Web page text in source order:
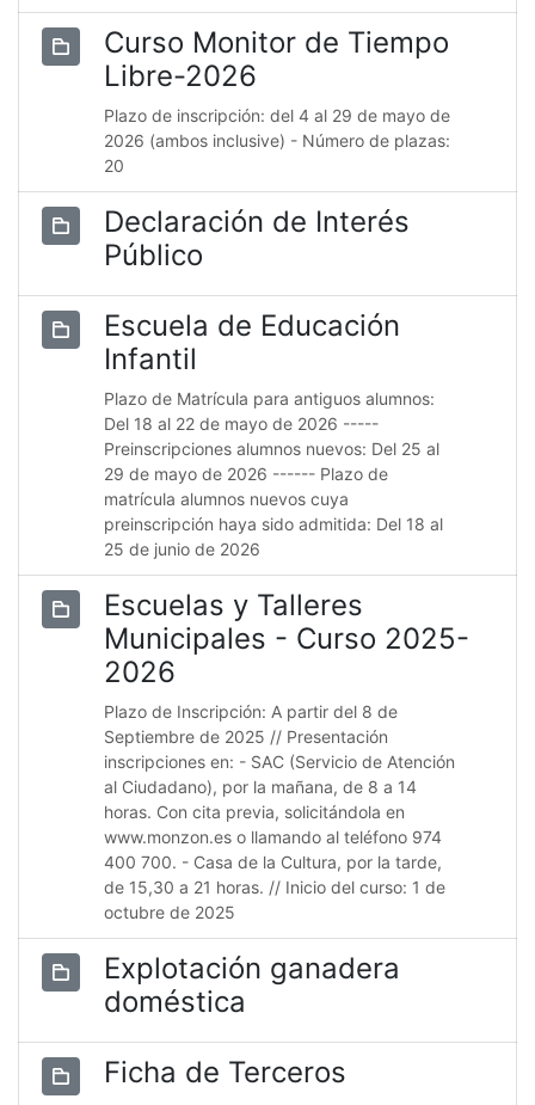
Curso Monitor de Tiempo
Libre-2026
Plazo de inscripción: del 4 al 29 de mayo de
2026 (ambos inclusive) - Número de plazas:
20
Declaración de Interés
Público
Escuela de Educación
Infantil
Plazo de Matrícula para antiguos alumnos:
Del 18 al 22 de mayo de 2026 -----
Preinscripciones alumnos nuevos: Del 25 al
29 de mayo de 2026 ------ Plazo de
matrícula alumnos nuevos cuya
preinscripción haya sido admitida: Del 18 al
25 de junio de 2026
Escuelas y Talleres
Municipales - Curso 2025-
2026
Plazo de Inscripción: A partir del 8 de
Septiembre de 2025 // Presentación
inscripciones en: - SAC (Servicio de Atención
al Ciudadano), por la mañana, de 8 a 14
horas. Con cita previa, solicitándola en
www.monzon.es o llamando al teléfono 974
400 700. - Casa de la Cultura, por la tarde,
de 15,30 a 21 horas. // Inicio del curso: 1 de
octubre de 2025
Explotación ganadera
doméstica
Ficha de Terceros